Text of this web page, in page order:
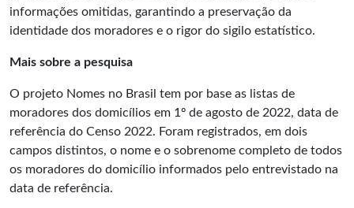
informações omitidas, garantindo a preservação da
identidade dos moradores e o rigor do sigilo estatístico.
Mais sobre a pesquisa
O projeto Nomes no Brasil tem por base as listas de
moradores dos domicílios em 1º de agosto de 2022, data de
referência do Censo 2022. Foram registrados, em dois
campos distintos, o nome e o sobrenome completo de todos
os moradores do domicílio informados pelo entrevistado na
data de referência.